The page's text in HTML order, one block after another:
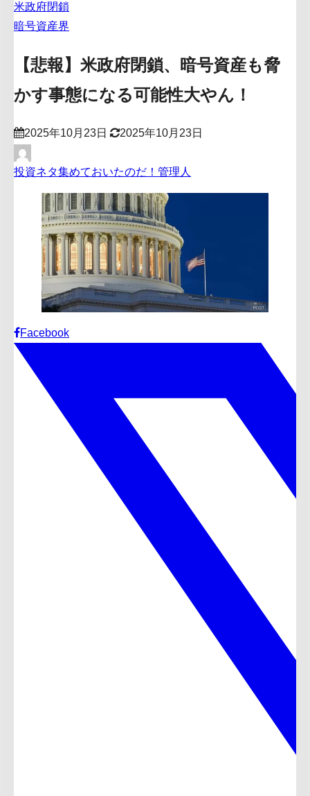
米政府閉鎖
暗号資産界
【悲報】米政府閉鎖、暗号資産も脅
かす事態になる可能性大やん！
2025年10月23日 2025年10月23日
投資ネタ集めておいたのだ！管理人
Facebook